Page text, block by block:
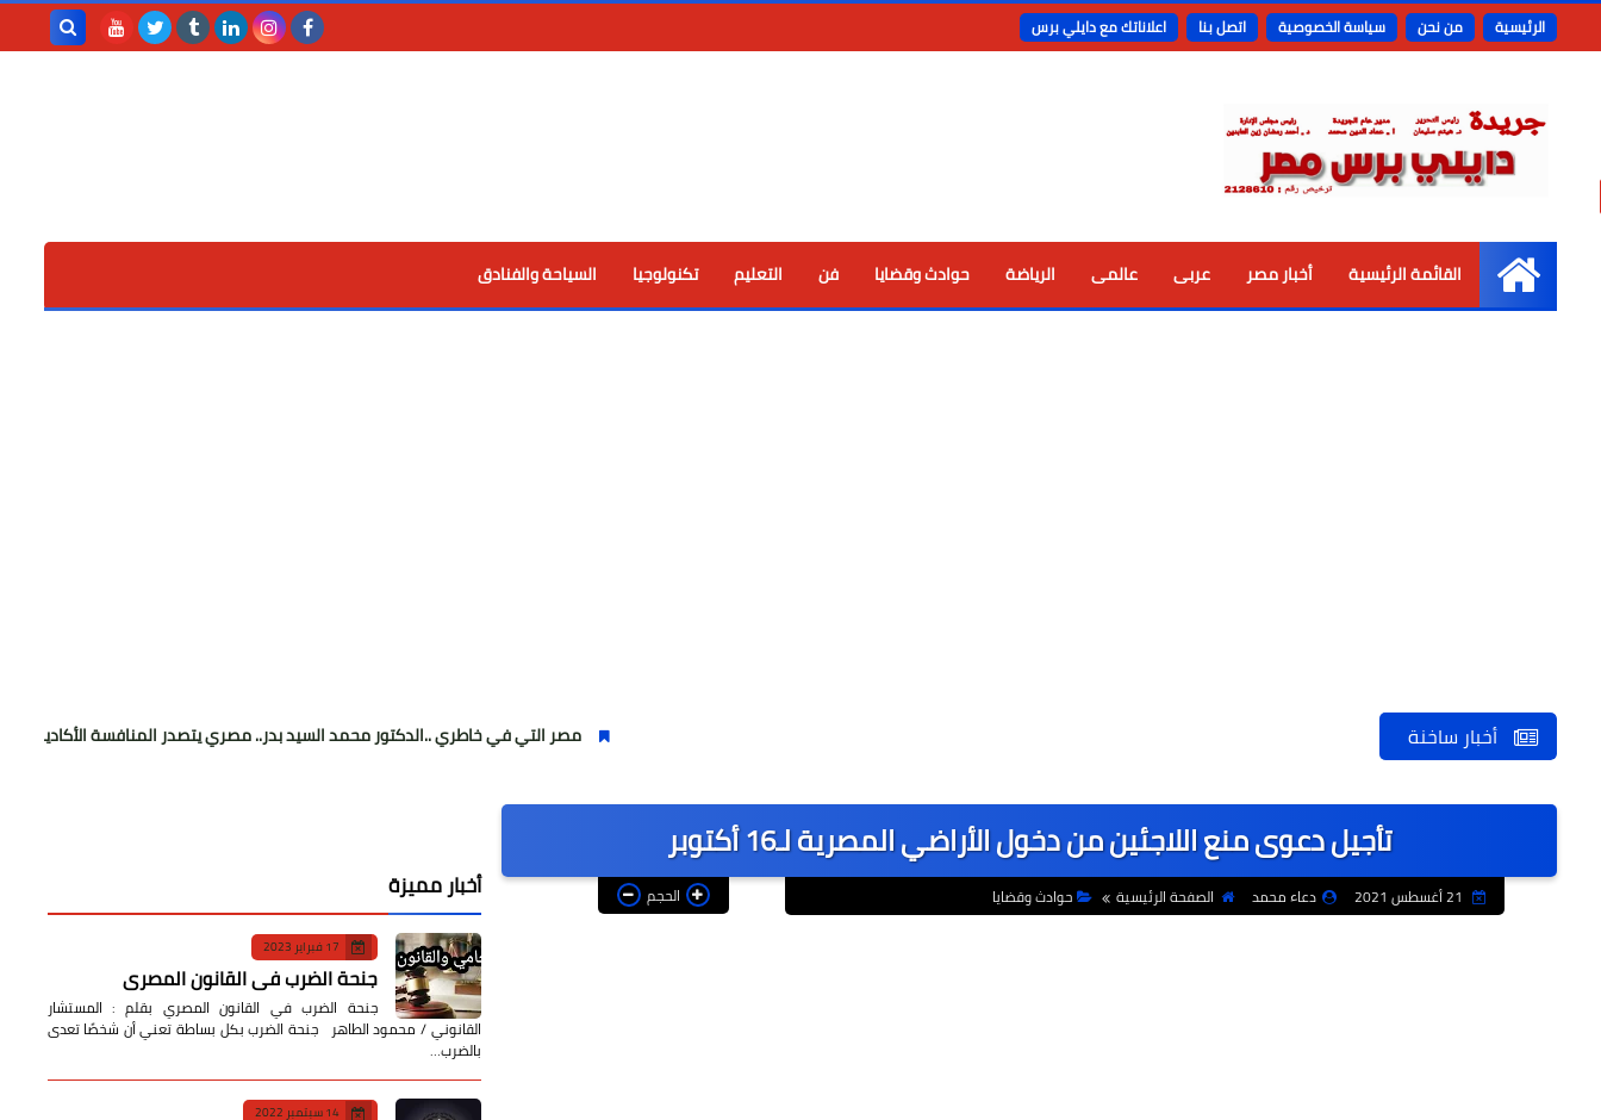
الرئيسية من نحن سياسة الخصوصية اتصل بنا اعلاناتك مع دايلي برس
الرئيسية
القائمة الرئيسية أخبار مصر عربى عالمى الرياضة حوادث وقضايا فن التعليم تكنولوجيا السياحة والفنادق
أخبار ساخنة مصر التي في خاطري ..الدكتور محمد السيد بدر.. مصري يتصدر المنافسة الأكاديمية في ألمانيا
تأجيل دعوى منع اللاجئين من دخول الأراضي المصرية لـ16 أكتوبر
دعاء محمد الصفحة الرئيسية حوادث وقضايا الحجم أخبار مميزة
17 فبراير 2023
جنحة الضرب في القانون المصري
جنحة الضرب في القانون المصري بقلم : المستشار
القانوني / محمود الطاهر جنحة الضرب بكل بساطة تعني أن شخصًا تعدى
بالضرب…
14 سبتمبر 2022